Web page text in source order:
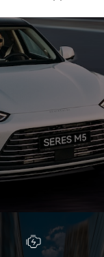
0,01%
первоначального
срок и
банками,
вам лучшие
автомобилей